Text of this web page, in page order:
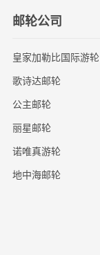
邮轮公司
皇家加勒比国际游轮
歌诗达邮轮
公主邮轮
丽星邮轮
诺唯真游轮
地中海邮轮